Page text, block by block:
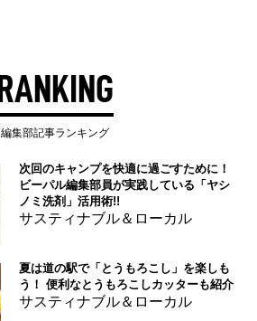
RANKING
編集部記事ランキング
次回のキャンプを快適に過ごすために！
ビーパル編集部員が実践している「ヤシ
ノミ洗剤」活用術!!
サスティナブル＆ローカル
夏は道の駅で「とうもろこし」を楽しも
う！ 便利なとうもろこしカッターも紹介
サスティナブル＆ローカル